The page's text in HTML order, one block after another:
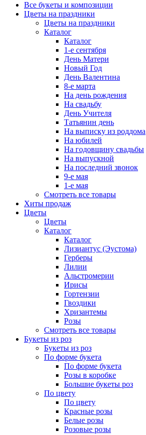
Все букеты и композиции
Цветы на праздники
Цветы на праздники
Каталог
Каталог
1-е сентября
День Матери
Новый Год
День Валентина
8-е марта
На день рождения
На свадьбу
День Учителя
Татьянин день
На выписку из роддома
На юбилей
На годовщину свадьбы
На выпускной
На последний звонок
9-е мая
1-е мая
Смотреть все товары
Хиты продаж
Цветы
Цветы
Каталог
Каталог
Лизиантус (Эустома)
Герберы
Лилии
Альстромерии
Ирисы
Гортензии
Гвоздики
Хризантемы
Розы
Смотреть все товары
Букеты из роз
Букеты из роз
По форме букета
По форме букета
Розы в коробке
Большие букеты роз
По цвету
По цвету
Красные розы
Белые розы
Розовые розы